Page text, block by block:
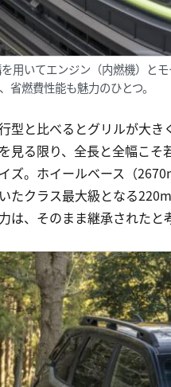
用いてエンジン（内燃機）と
省燃費性能も魅力のひとつ。
型と比べるとグリルが大
見る限り、全長と全幅こ
ズ。ホイールベース（
たクラス最大級となる
は、そのまま継承されたと